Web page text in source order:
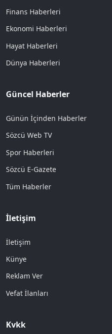
Finans Haberleri
Ekonomi Haberleri
Hayat Haberleri
Dünya Haberleri
Güncel Haberler
Günün İçinden Haberler
Sözcü Web TV
Spor Haberleri
Sözcü E-Gazete
Tüm Haberler
İletişim
İletişim
Künye
Reklam Ver
Vefat İlanları
Kvkk